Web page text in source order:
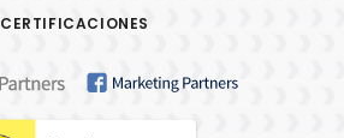
CERTIFICACIONES